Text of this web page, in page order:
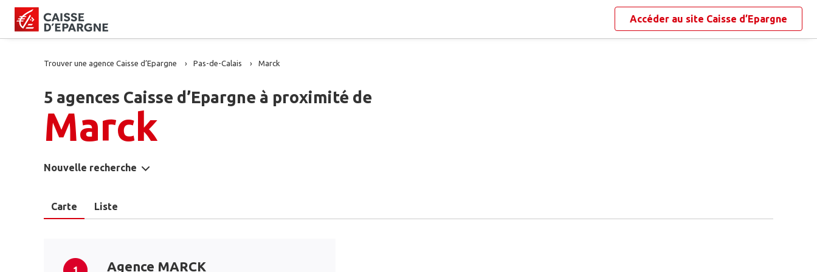
Accéder au site Caisse d’Epargne
Trouver une agence Caisse d’Epargne Pas-de-Calais Marck
5 agences Caisse d’Epargne à proximité de
Marck
Nouvelle recherche
Carte Liste
Agence MARCK